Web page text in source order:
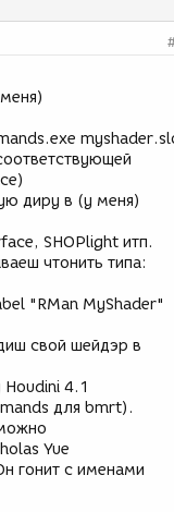
диру в (у меня)
SHOPlight итп.
чтонить типа:
"RMan MyShader"
свой шейдэр в
Houdini 4.1
для bmrt).
Yue
гонит с именами